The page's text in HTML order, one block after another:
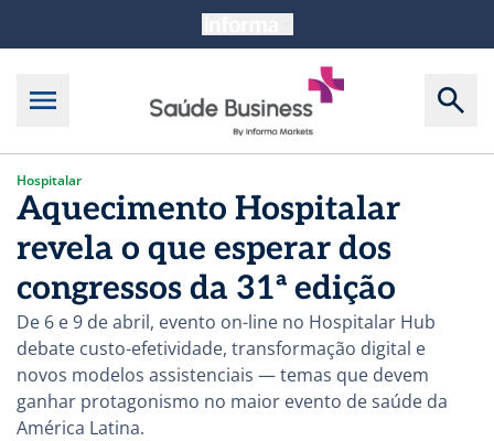
Hospitalar
Aquecimento Hospitalar
revela o que esperar dos
congressos da 31ª edição
De 6 e 9 de abril, evento on-line no Hospitalar Hub
debate custo-efetividade, transformação digital e
novos modelos assistenciais — temas que devem
ganhar protagonismo no maior evento de saúde da
América Latina.